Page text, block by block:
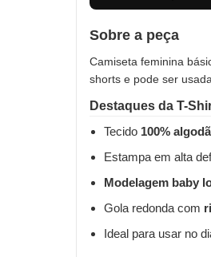
Sobre a peça
Camiseta feminina
shorts e pode ser
Destaques da T-
Tecido 100%
Estampa em alta
Modelagem baby
Gola redonda com
Ideal para usar no